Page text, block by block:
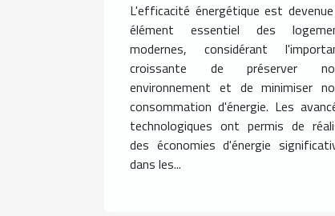
L'efficacité énergétique est
élément essentiel des
modernes, considérant
croissante de préserver
environnement et de minimiser
consommation d'énergie. Les
technologiques ont permis de
des économies d'énergie
dans les...